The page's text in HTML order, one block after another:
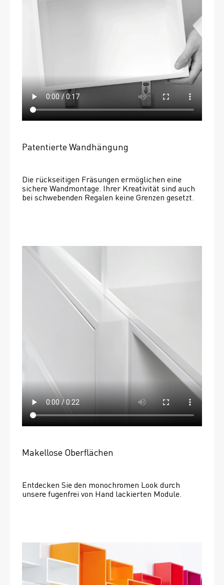
Patentierte Wandhängung
Die rückseitigen Fräsungen ermöglichen eine
sichere Wandmontage. Ihrer Kreativität sind auch
bei schwebenden Regalen keine Grenzen gesetzt.
Makellose Oberflächen
Entdecken Sie den monochromen Look durch
unsere fugenfrei von Hand lackierten Module.